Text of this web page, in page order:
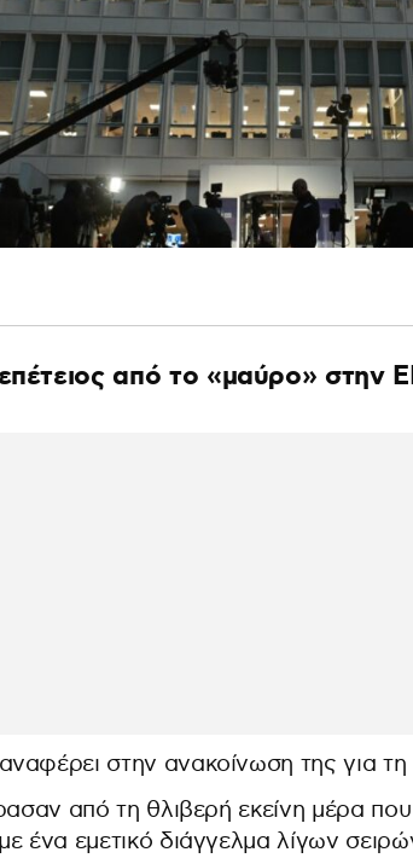
από το «μαύρο» στην
στην ανακοίνωση της για τη
από τη θλιβερή εκείνη μέρα
ένα εμετικό διάγγελμα λίγων